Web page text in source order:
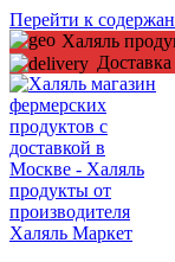
Перейти к
Халяль